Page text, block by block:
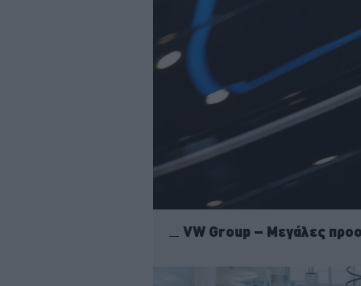
VW Group – Μεγάλες